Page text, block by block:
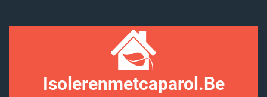
Isolerenmetcaparol.be